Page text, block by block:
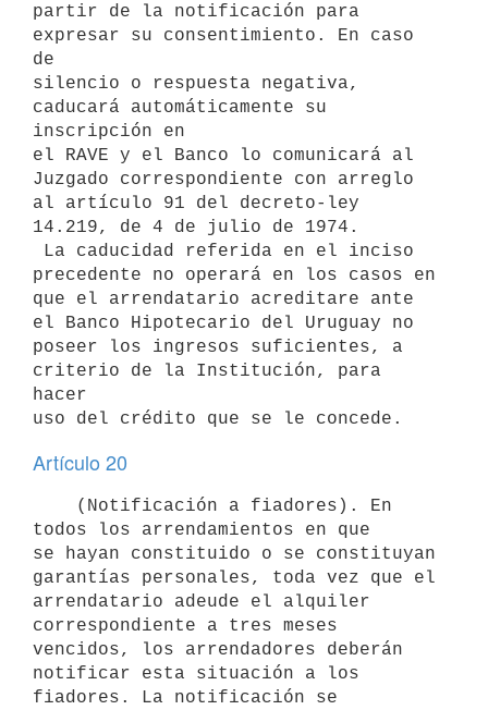
partir de la notificación para
expresar su consentimiento. En caso
de
silencio o respuesta negativa,
caducará automáticamente su
inscripción en
el RAVE y el Banco lo comunicará al
Juzgado correspondiente con arreglo
al artículo 91 del decreto-ley
14.219, de 4 de julio de 1974.
precedente no operará en los casos en
que el arrendatario acreditare ante
el Banco Hipotecario del Uruguay no
poseer los ingresos suficientes, a
criterio de la Institución, para
hacer
Artículo 20
todos los arrendamientos en que
se hayan constituido o se constituyan
garantías personales, toda vez que el
arrendatario adeude el alquiler
correspondiente a tres meses
vencidos, los arrendadores deberán
notificar esta situación a los
fiadores. La notificación se